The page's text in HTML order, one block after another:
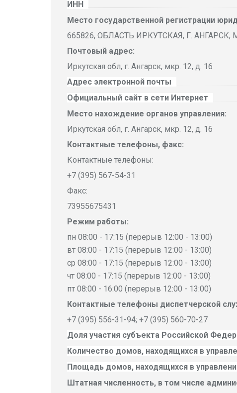
ИНН
Место государственной регистрации
665826, ОБЛАСТЬ ИРКУТСКАЯ, Г. АНГАРСК,
Почтовый адрес:
Иркутская обл, г. Ангарск, мкр. 12, д. 16
Адрес электронной почты
Официальный сайт в сети Интернет
Место нахождение органов управления:
Иркутская обл, г. Ангарск, мкр. 12, д. 16
Контактные телефоны, факс:
Контактные телефоны:
+7 (395) 567-54-31
Факс:
73955675431
Режим работы:
пн 08:00 - 17:15 (перерыв 12:00 - 13:00)
вт 08:00 - 17:15 (перерыв 12:00 - 13:00)
ср 08:00 - 17:15 (перерыв 12:00 - 13:00)
чт 08:00 - 17:15 (перерыв 12:00 - 13:00)
пт 08:00 - 16:00 (перерыв 12:00 - 13:00)
Контактные телефоны диспетчерской
+7 (395) 556-31-94; +7 (395) 560-70-27
Доля участия субъекта Российской
Количество домов, находящихся в
Площадь домов, находящихся в
Штатная численность, в том числе